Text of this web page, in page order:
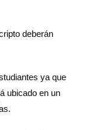
deberán
ya que
ubicado en un